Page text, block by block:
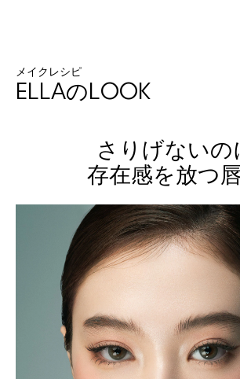
メイクレシピ
ELLAのLOOK
さりげないの
存在感を放つ